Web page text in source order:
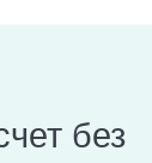
без